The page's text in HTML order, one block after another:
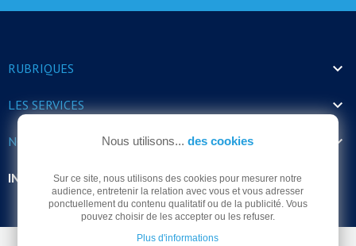
RUBRIQUES 
LES SERVICES 
NOS HORAIRES 
INFORMATIONS
Nous utilisons... des cookies
Sur ce site, nous utilisons des cookies pour mesurer notre
audience, entretenir la relation avec vous et vous adresser
ponctuellement du contenu qualitatif ou de la publicité. Vous
pouvez choisir de les accepter ou les refuser.
Plus d'informations